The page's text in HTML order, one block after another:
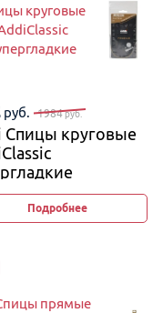
круговые
руб. 1984руб.
Спицы круговые
Подробнее
прямые